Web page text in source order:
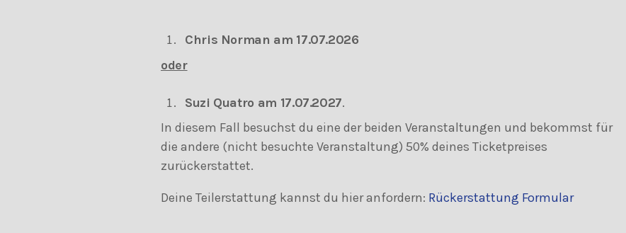
Chris Norman am 17.07.2026
oder
Suzi Quatro am 17.07.2027.
In diesem Fall besuchst du eine der beiden Veranstaltungen und bekommst für
die andere (nicht besuchte Veranstaltung) 50% deines Ticketpreises
zurückerstattet.
Deine Teilerstattung kannst du hier anfordern: Rückerstattung Formular